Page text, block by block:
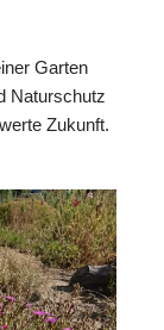
Garten
Naturschutz
Zukunft.